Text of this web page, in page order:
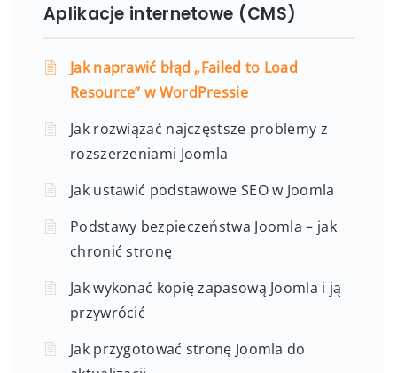
Aplikacje internetowe (CMS)
Jak naprawić błąd „Failed to Load
Resource” w WordPressie
Jak rozwiązać najczęstsze problemy z
rozszerzeniami Joomla
Jak ustawić podstawowe SEO w Joomla
Podstawy bezpieczeństwa Joomla – jak
chronić stronę
Jak wykonać kopię zapasową Joomla i ją
przywrócić
Jak przygotować stronę Joomla do